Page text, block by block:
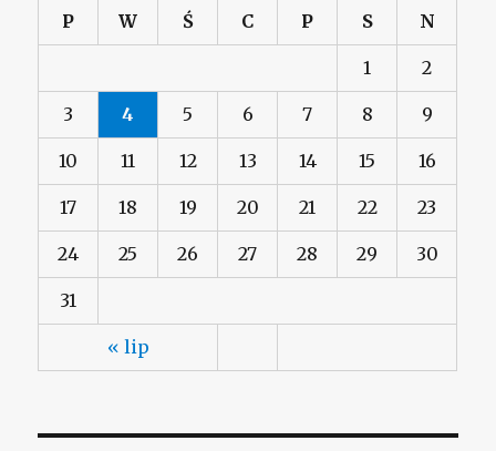
P W Ś C P S N
« lip
1 2
3 4 5 6 7 8 9
10 11 12 13 14 15 16
17 18 19 20 21 22 23
24 25 26 27 28 29 30
31